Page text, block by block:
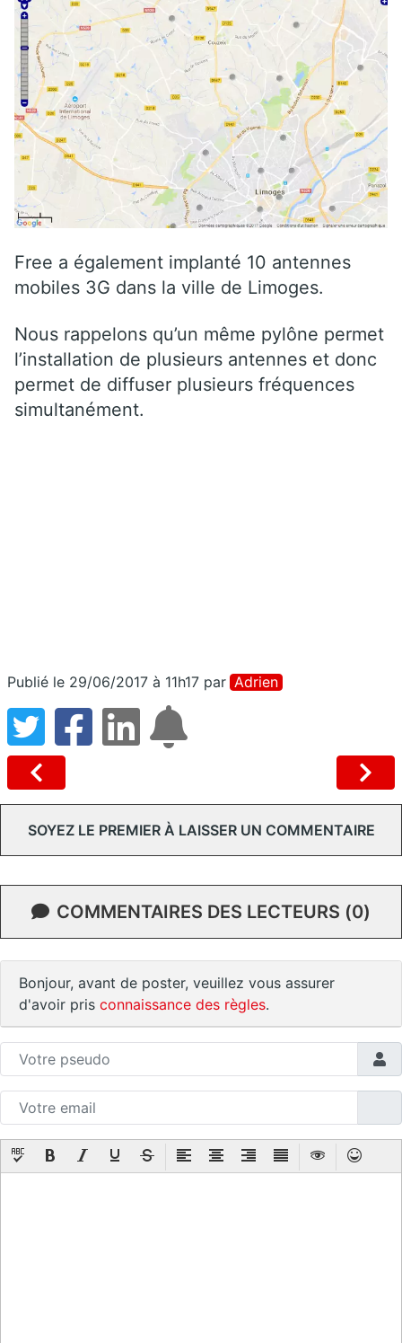
Free a également implanté 10 antennes
mobiles 3G dans la ville de Limoges.
Nous rappelons qu’un même pylône permet
l’installation de plusieurs antennes et donc
permet de diffuser plusieurs fréquences
simultanément.
Publié le 29/06/2017 à 11h17 par Adrien
SOYEZ LE PREMIER À LAISSER UN COMMENTAIRE
COMMENTAIRES DES LECTEURS (0)
Bonjour, avant de poster, veuillez vous assurer
d'avoir pris connaissance des règles.